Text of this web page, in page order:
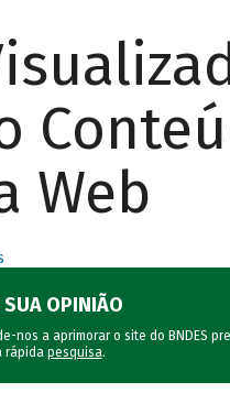
Web
SUA OPINIÃO
nos a aprimorar o site do BNDES
rápida pesquisa.